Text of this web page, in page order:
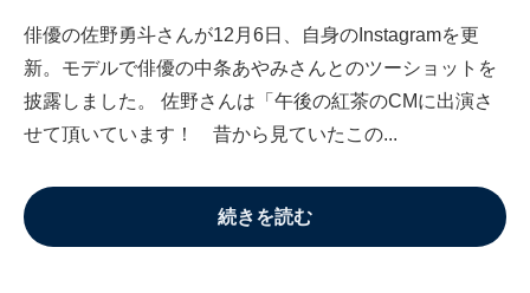
俳優の佐野勇斗さんが12月6日、自身のInstagramを更
新。モデルで俳優の中条あやみさんとのツーショットを
披露しました。 佐野さんは「午後の紅茶のCMに出演さ
せて頂いています！ 昔から見ていたこの...
続きを読む